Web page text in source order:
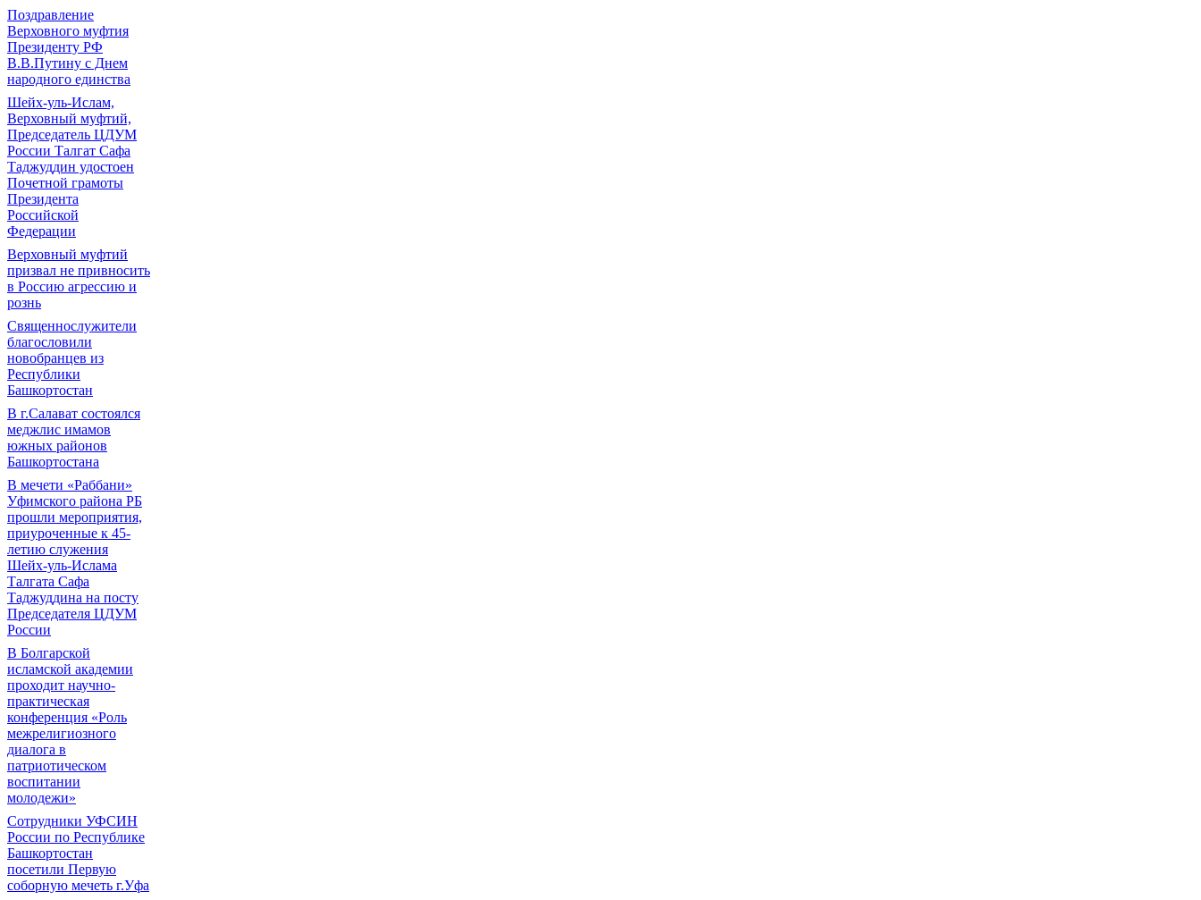
Поздравление
Верховного муфтия
Президенту РФ
В.В.Путину с Днем
народного единства
Шейх-уль-Ислам,
Верховный муфтий,
Председатель ЦДУМ
России Талгат Сафа
Таджуддин удостоен
Почетной грамоты
Президента
Российской
Федерации
Верховный муфтий
призвал не привносить
в Россию агрессию и
рознь
Священнослужители
благословили
новобранцев из
Республики
Башкортостан
В г.Салават состоялся
меджлис имамов
южных районов
Башкортостана
В мечети «Раббани»
Уфимского района РБ
прошли мероприятия,
приуроченные к 45-
летию служения
Шейх-уль-Ислама
Талгата Сафа
Таджуддина на посту
Председателя ЦДУМ
России
В Болгарской
исламской академии
проходит научно-
практическая
конференция «Роль
межрелигиозного
диалога в
патриотическом
воспитании
молодежи»
Сотрудники УФСИН
России по Республике
Башкортостан
посетили Первую
соборную мечеть г.Уфа